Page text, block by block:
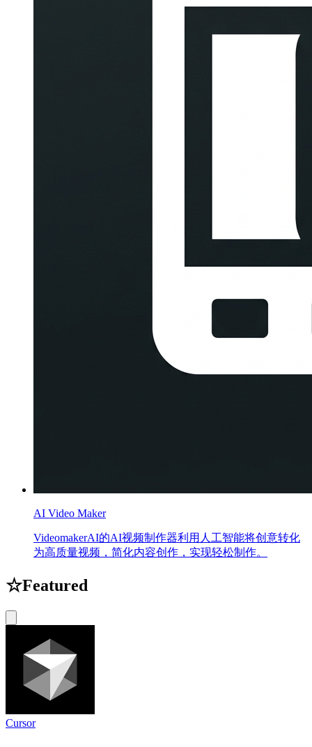
AI Video Maker
VideomakerAI的AI视频制作器利用人工智能将创意转化
为高质量视频，简化内容创作，实现轻松制作。
☆Featured
Cursor